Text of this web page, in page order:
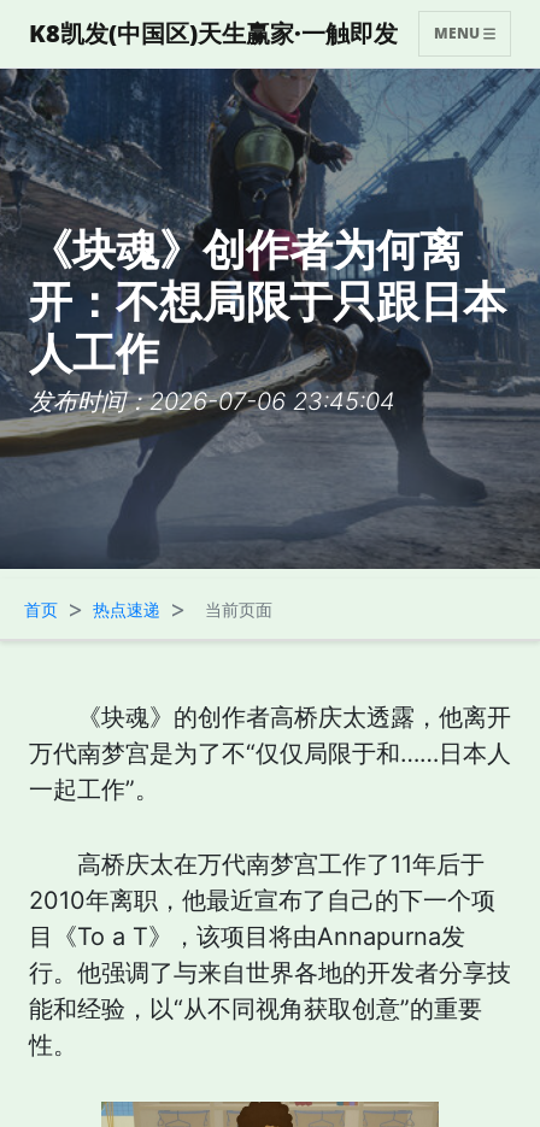
K8凯发(中国区)天生赢家·一触即发 MENU
《块魂》创作者为何离
开：不想局限于只跟日本
人工作
发布时间：2026-07-06 23:45:04
首页 > 热点速递 > 当前页面
《块魂》的创作者高桥庆太透露，他离开
万代南梦宫是为了不“仅仅局限于和……日本人
一起工作”。
高桥庆太在万代南梦宫工作了11年后于
2010年离职，他最近宣布了自己的下一个项
目《To a T》，该项目将由Annapurna发
行。他强调了与来自世界各地的开发者分享技
能和经验，以“从不同视角获取创意”的重要
性。